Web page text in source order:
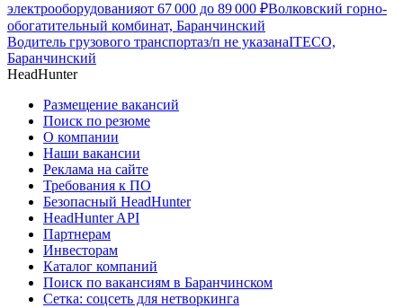
электрооборудованияот 67 000 до 89 000 ₽Волковский горно-
обогатительный комбинат, Баранчинский
Водитель грузового транспортаз/п не указанаITECO,
Баранчинский
HeadHunter
Размещение вакансий
Поиск по резюме
О компании
Наши вакансии
Реклама на сайте
Требования к ПО
Безопасный HeadHunter
HeadHunter API
Партнерам
Инвесторам
Каталог компаний
Поиск по вакансиям в Баранчинском
Сетка: соцсеть для нетворкинга